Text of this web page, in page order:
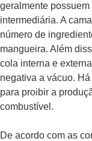
geralmente
intermediária. A
número de
mangueira. Além
cola interna e
negativa a vácuo.
para proibir a
combustível.
De acordo com as